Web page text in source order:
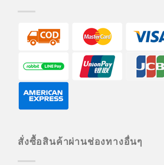
สั่งซื้อสินค้าผ่านช่องทางอื่นๆ